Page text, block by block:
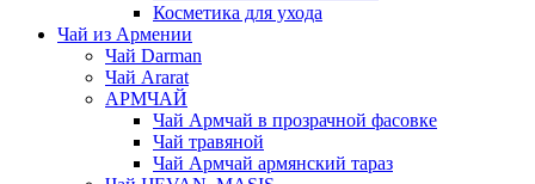
Косметика для ухода
Чай из Армении
Чай Darman
Чай Ararat
АРМЧАЙ
Чай Армчай в прозрачной фасовке
Чай травяной
Чай Армчай армянский тараз